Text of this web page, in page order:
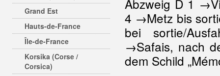
Grand Est
Hauts-de-France
Île-de-France
Korsika (Corse /
Corsica)
Abzweig D 1
4 →Metz bis
bei sortie/
→Safais, nach
dem Schild